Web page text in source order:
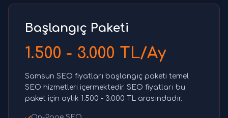
Başlangıç Paketi
1.500 - 3.000 TL/Ay
Samsun SEO fiyatları başlangıç paketi temel
SEO hizmetleri içermektedir. SEO fiyatları bu
paket için aylık 1.500 - 3.000 TL arasındadır.